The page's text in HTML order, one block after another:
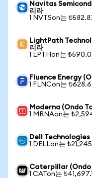
Navitas
리라
1 NVTSon는
LightPath
리라
1 LPTHon는
Fluence Energy
1 FLNCon는
Moderna (Ondo
1 MRNAon는
Dell Technologies
1 DELLon는
Caterpillar (Ondo
1 CATon는